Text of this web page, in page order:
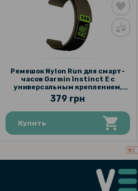
Ремешок Nylon Run для смарт-
часов Garmin Instinct E с
универсальным креплением,
20mm
379 грн
Купить